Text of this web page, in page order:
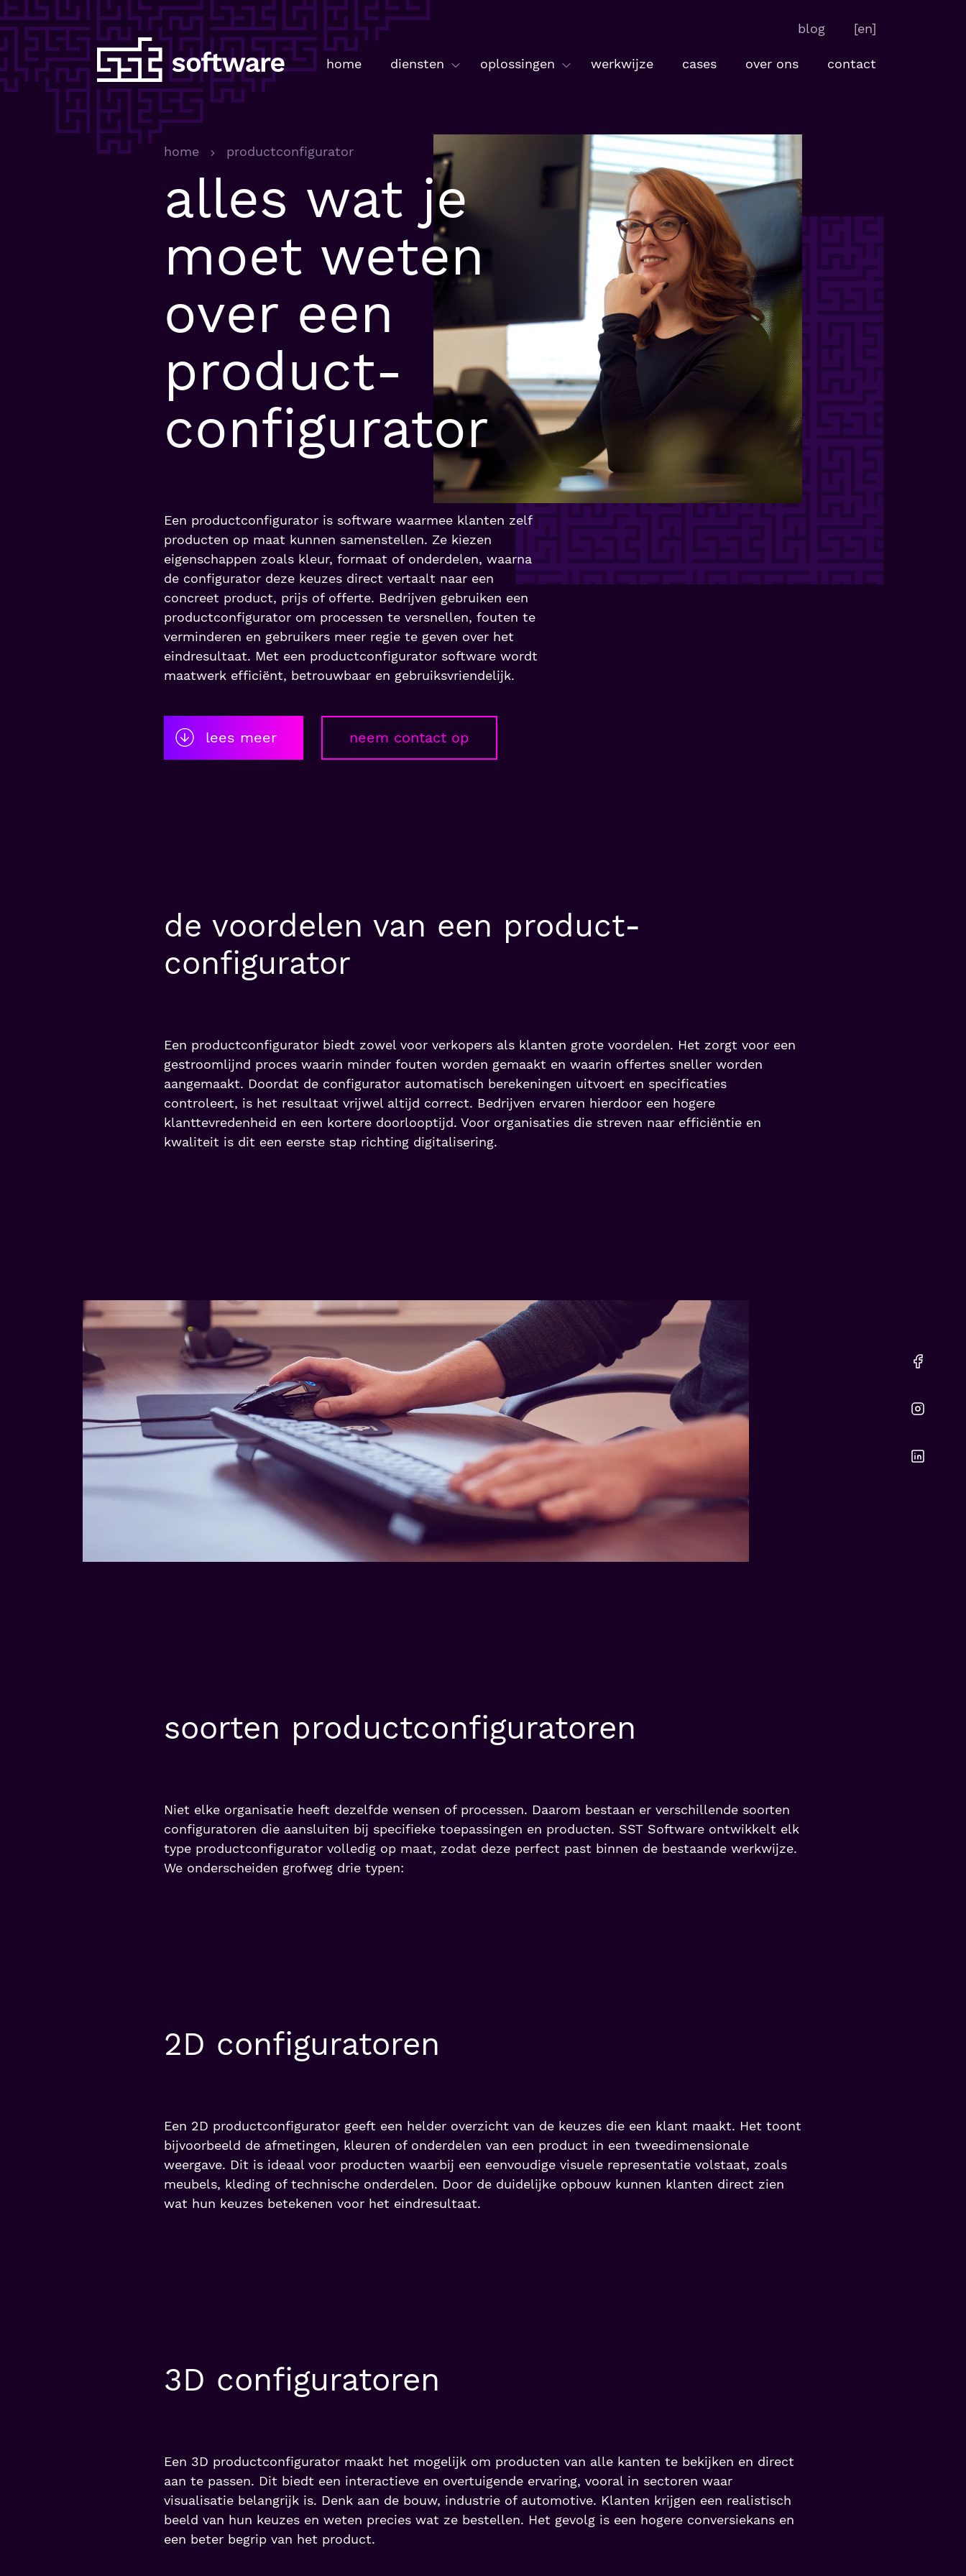
blog [en]
home diensten oplossingen werkwijze cases over ons contact
home productconfigurator
alles wat je
moet weten
over een
product­
configurator
Een productconfigurator is software waarmee klanten zelf
producten op maat kunnen samenstellen. Ze kiezen
eigenschappen zoals kleur, formaat of onderdelen, waarna
de configurator deze keuzes direct vertaalt naar een
concreet product, prijs of offerte. Bedrijven gebruiken een
productconfigurator om processen te versnellen, fouten te
verminderen en gebruikers meer regie te geven over het
eindresultaat. Met een productconfigurator software wordt
maatwerk efficiënt, betrouwbaar en gebruiksvriendelijk.
lees meer neem contact op
de voordelen van een product­
configurator
Een productconfigurator biedt zowel voor verkopers als klanten grote voordelen. Het zorgt voor een
gestroomlijnd proces waarin minder fouten worden gemaakt en waarin offertes sneller worden
aangemaakt. Doordat de configurator automatisch berekeningen uitvoert en specificaties
controleert, is het resultaat vrijwel altijd correct. Bedrijven ervaren hierdoor een hogere
klanttevredenheid en een kortere doorlooptijd. Voor organisaties die streven naar efficiëntie en
kwaliteit is dit een eerste stap richting digitalisering.
soorten product­configuratoren
Niet elke organisatie heeft dezelfde wensen of processen. Daarom bestaan er verschillende soorten
configuratoren die aansluiten bij specifieke toepassingen en producten. SST Software ontwikkelt elk
type productconfigurator volledig op maat, zodat deze perfect past binnen de bestaande werkwijze.
We onderscheiden grofweg drie typen:
2D configuratoren
Een 2D productconfigurator geeft een helder overzicht van de keuzes die een klant maakt. Het toont
bijvoorbeeld de afmetingen, kleuren of onderdelen van een product in een tweedimensionale
weergave. Dit is ideaal voor producten waarbij een eenvoudige visuele representatie volstaat, zoals
meubels, kleding of technische onderdelen. Door de duidelijke opbouw kunnen klanten direct zien
wat hun keuzes betekenen voor het eindresultaat.
3D configuratoren
Een 3D productconfigurator maakt het mogelijk om producten van alle kanten te bekijken en direct
aan te passen. Dit biedt een interactieve en overtuigende ervaring, vooral in sectoren waar
visualisatie belangrijk is. Denk aan de bouw, industrie of automotive. Klanten krijgen een realistisch
beeld van hun keuzes en weten precies wat ze bestellen. Het gevolg is een hogere conversiekans en
een beter begrip van het product.